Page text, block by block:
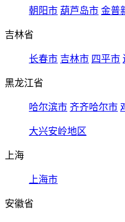
朝阳市 葫芦岛市 金普
吉林省
长春市 吉林市 四平市
黑龙江省
哈尔滨市 齐齐哈尔市
大兴安岭地区
上海
上海市
安徽省